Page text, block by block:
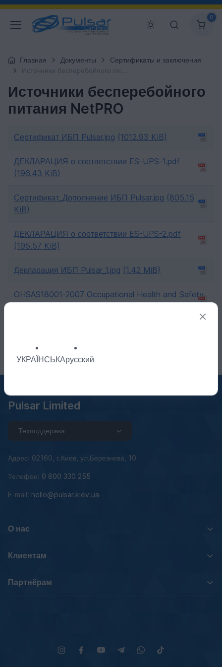
0
Главная Документы
Сертификаты и заключения
Источники бесперебойного питания NetPRO
Источники бесперебойного
питания NetPRO
Сертификат ИБП Pulsar.jpg (1012.93 KiB)
ДЕКЛАРАЦИЯ о соответствии ES-UPS-1.pdf
(196.43 KiB)
Сертификат_Дополнение ИБП Pulsar.jpg (805.15
KiB)
ДЕКЛАРАЦИЯ о соответствии ES-UPS-2.pdf
(195.57 KiB)
Декларация ИБП Pulsar_1.jpg (1.42 MiB)
OHSAS18001-2007 Occupational Health and Safety
Pulsar Limited
Техподдержка
Адрес: 02160, г.Киев, ул.Березнева, 10
Телефон: 0 800 330 255
E-mail: hello@pulsar.kiev.ua
О нас
Клиентам
Партнёрам
УКРАЇНСЬКАрусский